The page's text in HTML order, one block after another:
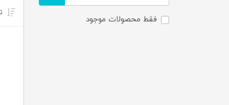
فقط محصولات موجود